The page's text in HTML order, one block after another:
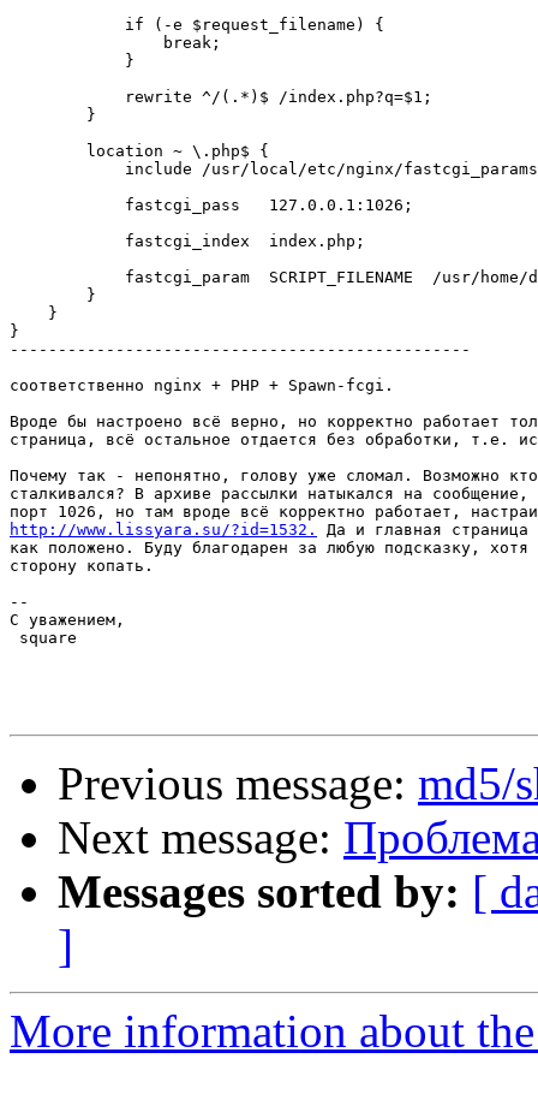
            if (-e $request_filename) {
                break;
            }
            rewrite ^/(.*)$ /index.php?q=$1;
        }
        location ~ \.php$ {
include /usr/local/etc/nginx/
            fastcgi_pass   127.0.0.1:1026;
            fastcgi_index  index.php;
fastcgi_param  SCRIPT_FILENAME  /usr/
        }
    }
}
------------------------------------------------
соответственно nginx + PHP + Spawn-fcgi.
Вроде бы настроено всё верно, но корректно работает
страница, всё остальное отдается без обработки, т.е.
Почему так - непонятно, голову уже сломал. Возможно
сталкивался? В архиве рассылки натыкался на
http://www.lissyara.su/?id=1532.
Да и главная страница
как положено. Буду благодарен за любую подсказку,
сторону копать.
--
С уважением,
square
Previous message: md5/
Next message:
Messages sorted by: [
]
More information about